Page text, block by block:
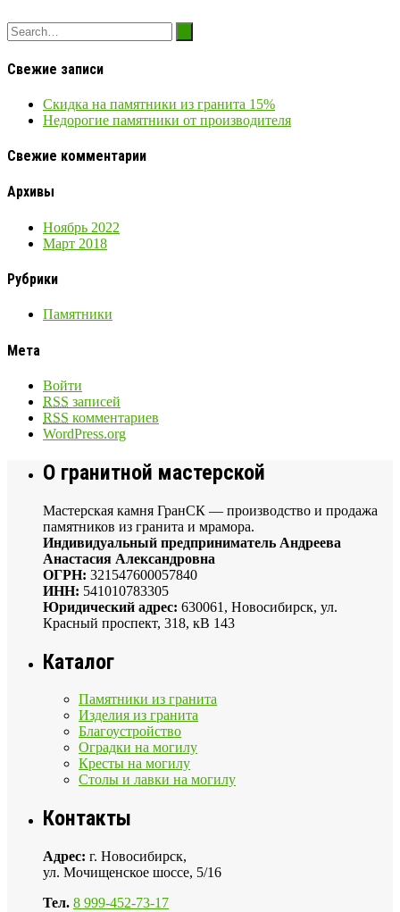
Свежие записи
Скидка на памятники из гранита 15%
Недорогие памятники от производителя
Свежие комментарии
Архивы
Ноябрь 2022
Март 2018
Рубрики
Памятники
Мета
Войти
RSS записей
RSS комментариев
WordPress.org
О гранитной мастерской
Мастерская камня ГранСК — производство и продажа
памятников из гранита и мрамора.
Индивидуальный предприниматель Андреева
Анастасия Александровна
ОГРН: 321547600057840
ИНН: 541010783305
Юридический адрес: 630061, Новосибирск, ул.
Красный проспект, 318, кВ 143
Каталог
Памятники из гранита
Изделия из гранита
Благоустройство
Оградки на могилу
Кресты на могилу
Столы и лавки на могилу
Контакты
Адрес: г. Новосибирск,
ул. Мочищенское шоссе, 5/16
Тел. 8 999-452-73-17